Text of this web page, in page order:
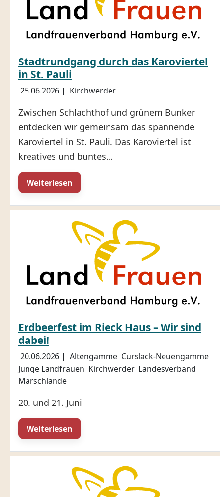
Stadtrundgang durch das Karoviertel
in St. Pauli
25.06.2026 | Kirchwerder
Zwischen Schlachthof und grünem Bunker
entdecken wir gemeinsam das spannende
Karoviertel in St. Pauli. Das Karoviertel ist
kreatives und buntes…
Weiterlesen
Erdbeerfest im Rieck Haus – Wir sind
dabei!
20.06.2026 | Altengamme Curslack-Neuengamme
Junge Landfrauen Kirchwerder Landesverband
Marschlande
20. und 21. Juni
Weiterlesen